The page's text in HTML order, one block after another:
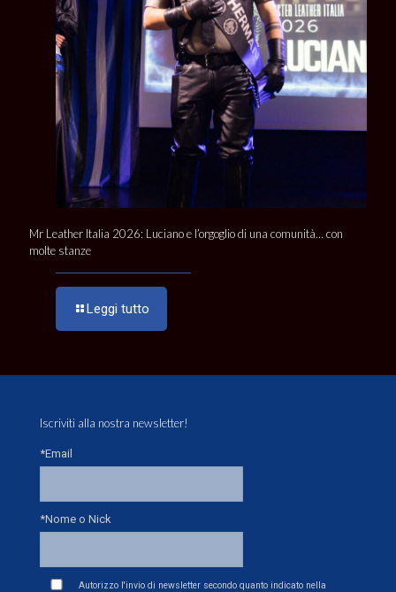
Mr Leather Italia 2026: Luciano e l’orgoglio di una comunità… con
molte stanze
Leggi tutto
Iscriviti alla nostra newsletter!
*Email
*Nome o Nick
Autorizzo l'invio di newsletter secondo quanto indicato nella